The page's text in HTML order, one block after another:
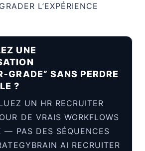
L’EXPÉRIENCE
UNE
SANS PERDRE
?
UN HR RECRUITER
DE VRAIS WORKFLOWS
— PAS DES SÉQUENCES
AI RECRUITER